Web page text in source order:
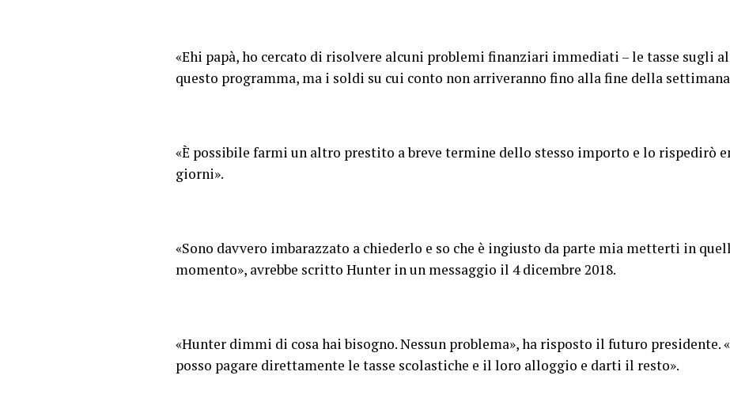
«Ehi papà, ho cercato di risolvere alcuni problemi finanziari immediati – le tasse sugli
questo programma, ma i soldi su cui conto non arriveranno fino alla fine della
«È possibile farmi un altro prestito a breve termine dello stesso importo e lo rispedirò
giorni».
«Sono davvero imbarazzato a chiederlo e so che è ingiusto da parte mia metterti in
momento», avrebbe scritto Hunter in un messaggio il 4 dicembre 2018.
«Hunter dimmi di cosa hai bisogno. Nessun problema», ha risposto il futuro presidente.
posso pagare direttamente le tasse scolastiche e il loro alloggio e darti il ​​resto».